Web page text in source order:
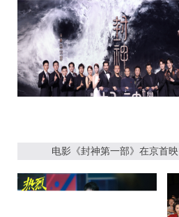
电影《封神第一部》在京首映